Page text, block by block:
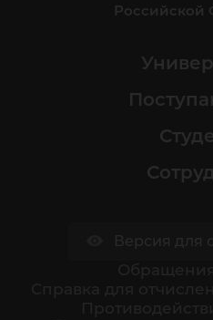
Российской